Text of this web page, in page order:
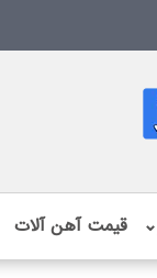
⌄ قیمت آهن آلات